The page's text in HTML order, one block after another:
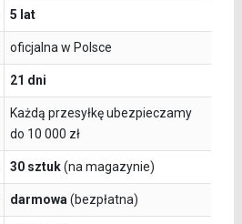
5 lat
oficjalna w Polsce
21 dni
Każdą przesyłkę ubezpieczamy
do 10 000 zł
30 sztuk(na magazynie)
darmowa (bezpłatna)